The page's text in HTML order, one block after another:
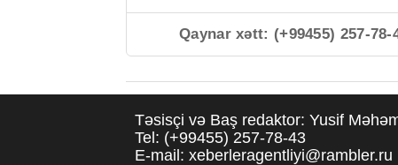
Qaynar xətt: (+99455) 257-78-
Təsisçi və Baş redaktor: Yusif
Tel: (+99455) 257-78-43
E-mail: xeberleragentliyi@rambler.ru